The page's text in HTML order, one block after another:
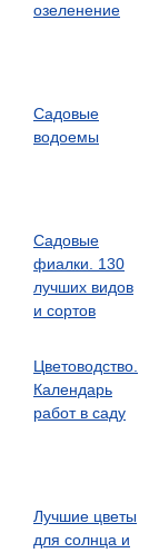
озеленение
Садовые
водоемы
Садовые
фиалки. 130
лучших видов
и сортов
Цветоводство.
Календарь
работ в саду
Лучшие цветы
для солнца и